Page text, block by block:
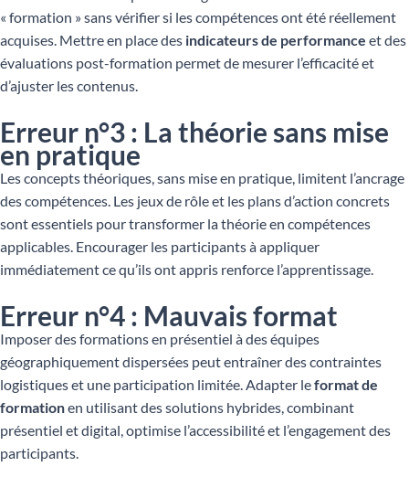
« formation » sans vérifier si les compétences ont été réellement
acquises. Mettre en place des indicateurs de performance et des
évaluations post-formation permet de mesurer l’efficacité et
d’ajuster les contenus.
Erreur n°3 : La théorie sans mise
en pratique
Les concepts théoriques, sans mise en pratique, limitent l’ancrage
des compétences. Les jeux de rôle et les plans d’action concrets
sont essentiels pour transformer la théorie en compétences
applicables. Encourager les participants à appliquer
immédiatement ce qu’ils ont appris renforce l’apprentissage.
Erreur n°4 : Mauvais format
Imposer des formations en présentiel à des équipes
géographiquement dispersées peut entraîner des contraintes
logistiques et une participation limitée. Adapter leformat de
formationen utilisant des solutions hybrides, combinant
présentiel et digital, optimise l’accessibilité et l’engagement des
participants.